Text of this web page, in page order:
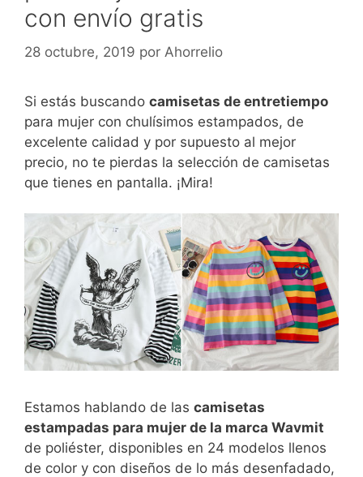
con envío gratis
28 octubre, 2019 por Ahorrelio
Si estás buscando camisetas de entretiempo
para mujer con chulísimos estampados, de
excelente calidad y por supuesto al mejor
precio, no te pierdas la selección de camisetas
que tienes en pantalla. ¡Mira!
Estamos hablando de las camisetas
estampadas para mujer de la marca Wavmit
de poliéster, disponibles en 24 modelos llenos
de color y con diseños de lo más desenfadado,